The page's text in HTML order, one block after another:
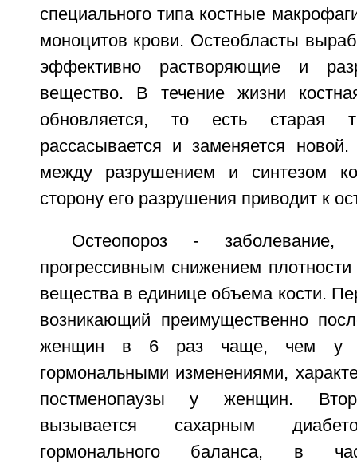
специального типа костные
моноцитов крови. Остеобласты
эффективно растворяющие и
вещество. В течение жизни
обновляется, то есть старая
рассасывается и заменяется
между разрушением и синтезом
сторону его разрушения приводит к
Остеопороз - заболевание,
прогрессивным снижением плотности
вещества в единице объема кости.
возникающий преимущественно
женщин в 6 раз чаще, чем у
гормональными изменениями,
постменопаузы у женщин.
вызывается сахарным
гормонального баланса, в